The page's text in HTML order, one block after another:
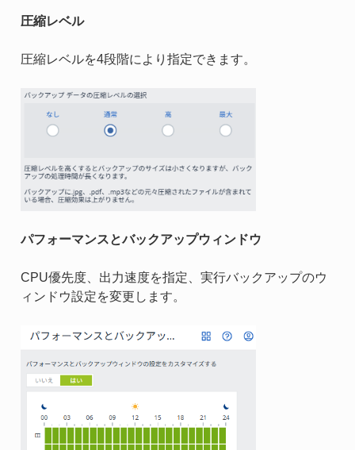
圧縮レベル
圧縮レベルを4段階により指定できます。
パフォーマンスとバックアップウィンドウ
CPU優先度、出力速度を指定、実行バックアップのウ
ィンドウ設定を変更します。